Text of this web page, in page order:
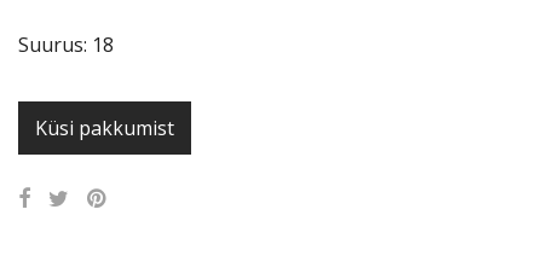
Suurus: 18
Küsi pakkumist